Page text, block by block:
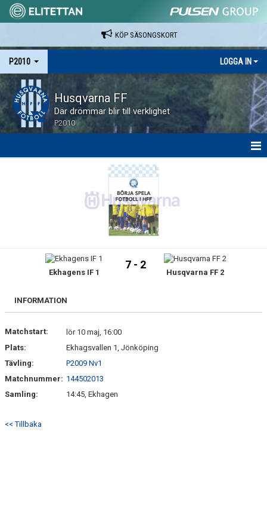
KÖP SÄSONGSKORT
P2010 LOGGA IN
Husqvarna FF
Där drömmar blir till verklighet
P2010
Ekhagens IF 1
7 - 2
Husqvarna FF 2
INFORMATION
Matchstart:
lör 10 maj, 16:00
Plats:
Ekhagsvallen 1, Jönköping
Tävling:
P2009 Nv1
Matchnummer: 144502013
Samling:
14:45, Ekhagen
<< Tillbaka